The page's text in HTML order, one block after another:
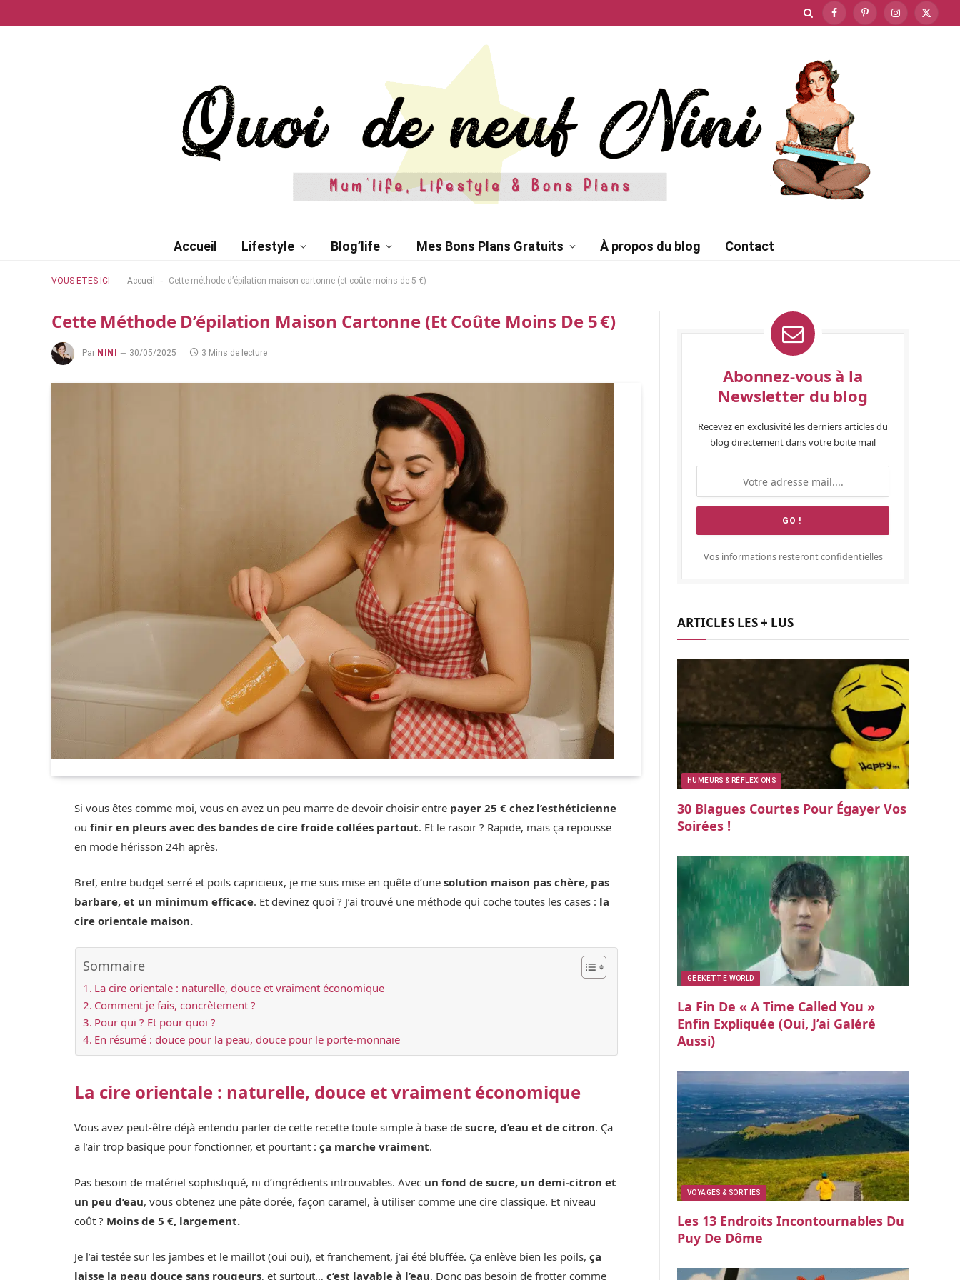
FacebookPinterestInstagram
X
Accueil Lifestyle Blog’life Mes Bons Plans Gratuits À propos du blog Contact
VOUS ÊTES ICI Accueil - Cette méthode d’épilation maison cartonne (et coûte moins de 5 €)
Cette Méthode D’épilation Maison Cartonne (et Coûte Moins De 5 €)
Par NINI 30/05/2025 3 Mins de lecture
Si vous êtes comme moi, vous en avez un peu marre de devoir choisir entre payer 25 € chez l’esthéticienne
oufinir en pleurs avec des bandes de cire froide collées partout. Et le rasoir ? Rapide, mais ça repousse
en mode hérisson 24h après.
Bref, entre budget serré et poils capricieux, je me suis mise en quête d’unesolution maison pas chère, pas
barbare, et un minimum efficace. Et devinez quoi ? J’ai trouvé une méthode qui coche toutes les cases : la
cire orientale maison.
Sommaire
La cire orientale : naturelle, douce et vraiment économique
Comment je fais, concrètement ?
Pour qui ? Et pour quoi ?
En résumé : douce pour la peau, douce pour le porte-monnaie
La cire orientale : naturelle, douce et vraiment économique
Vous avez peut-être déjà entendu parler de cette recette toute simple à base desucre, d’eau et de citron. Ça
a l’air trop basique pour fonctionner, et pourtant :ça marche vraiment.
Pas besoin de matériel sophistiqué, ni d’ingrédients introuvables. Avec un fond de sucre, un demi-citron et
un peu d’eau, vous obtenez une pâte dorée, façon caramel, à utiliser comme une cire classique. Et niveau
coût ? Moins de 5 €, largement.
Je l’ai testée sur les jambes et le maillot (oui oui), et franchement, j’ai été bluffée. Ça enlève bien les poils,ça
laisse la peau douce sans rougeurs, et surtout…c’est lavable à l’eau. Donc pas besoin de frotter comme
Abonnez-vous à la
Newsletter du blog
Recevez en exclusivité les derniers articles du
blog directement dans votre boite mail
Vos informations resteront confidentielles
ARTICLES LES + LUS
HUMEURS & RÉFLEXIONS
30 Blagues Courtes Pour Égayer Vos
Soirées !
GEEKETTE WORLD
La Fin De « A Time Called You »
Enfin Expliquée (oui, J’ai Galéré
Aussi)
VOYAGES & SORTIES
Les 13 Endroits Incontournables Du
Puy De Dôme